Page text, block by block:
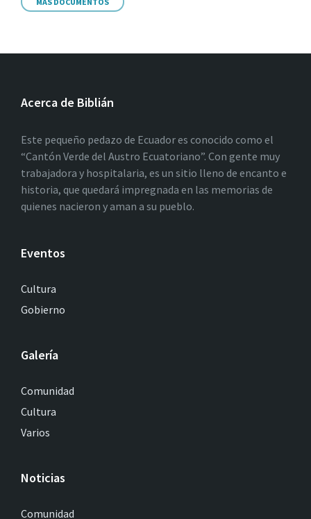
Acerca de Biblián
Este pequeño pedazo de Ecuador es conocido como el
“Cantón Verde del Austro Ecuatoriano”. Con gente muy
trabajadora y hospitalaria, es un sitio lleno de encanto e
historia, que quedará impregnada en las memorias de
quienes nacieron y aman a su pueblo.
Eventos
Cultura
Gobierno
Galería
Comunidad
Cultura
Varios
Noticias
Comunidad